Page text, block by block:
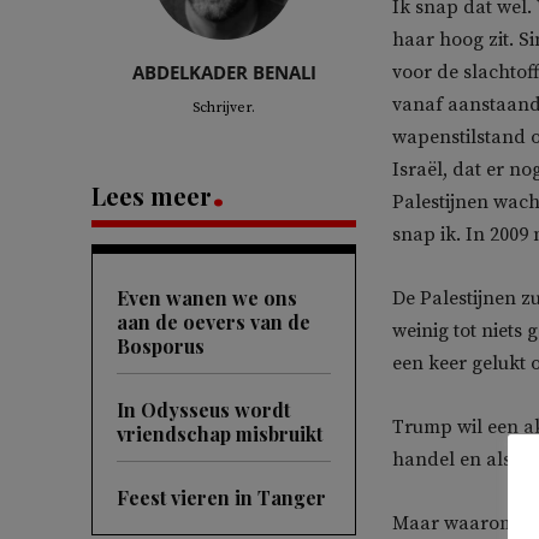
ABDELKADER BENALI
Schrijver.
Lees meer
Even wanen we ons
aan de oevers van de
Bosporus
In Odysseus wordt
vriendschap misbruikt
Feest vieren in Tanger
Ik snap dat wel.
haar hoog zit.
voor de
vanaf
wapenstilstand
Israël, dat er
Palestijnen
snap ik. In 2009
De Palestijnen
weinig tot niets
een keer gelukt
Trump wil een
handel en als
Maar waarom